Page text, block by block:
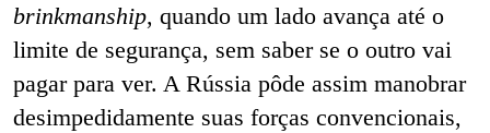
brinkmanship, quando um lado avança até o
limite de segurança, sem saber se o outro vai
pagar para ver. A Rússia pôde assim manobrar
desimpedidamente suas forças convencionais,